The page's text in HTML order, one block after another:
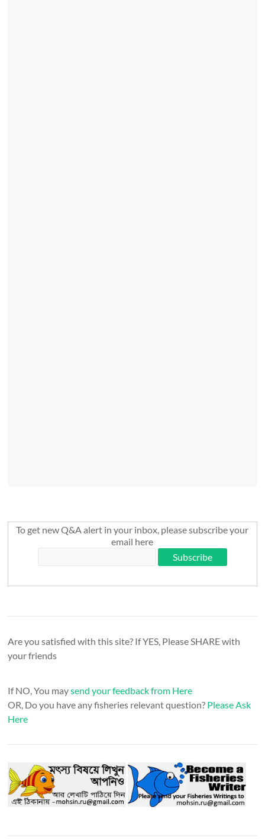
To get new Q&A alert in your inbox, please subscribe your
email here
Are you satisfied with this site? If YES, Please SHARE with
your friends
If NO, You maysend your feedback from Here
OR, Do you have any fisheries relevant question? Please Ask
Here